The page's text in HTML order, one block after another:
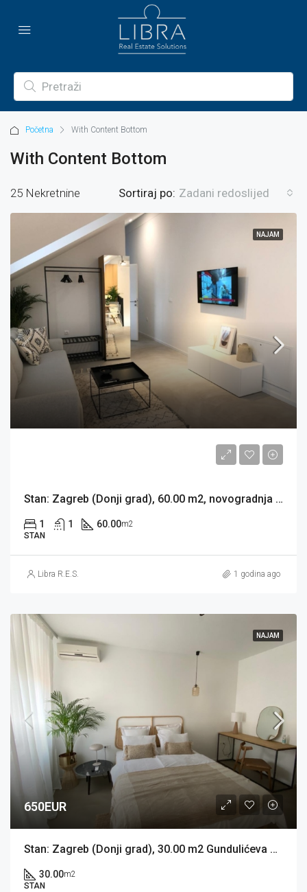
Početna With Content Bottom
With Content Bottom
25 Nekretnine Sortiraj po: Zadani redoslijed
NAJAM
Stan: Zagreb (Donji grad), 60.00 m2, novogradnja GUNDULIĆEVA (iznajmljivanje)
1 1 60.00m2
STAN
Libra R.E.S. 1 godina ago
NAJAM
650EUR
Stan: Zagreb (Donji grad), 30.00 m2 Gundulićeva ulica (iznajmljivanje)
30.00m2
STAN